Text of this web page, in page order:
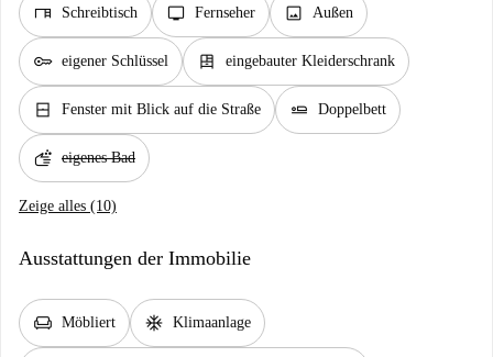
desk Schreibtisch tv Fernseher image Außen
key eigener Schlüssel dresser eingebauter Kleiderschrank
window_closed Fenster mit Blick auf die Straße airline_seat_flat Doppelbett
soap eigenes Bad
Zeige alles (10)
Ausstattungen der Immobilie
chair Möbliert ac_unit Klimaanlage